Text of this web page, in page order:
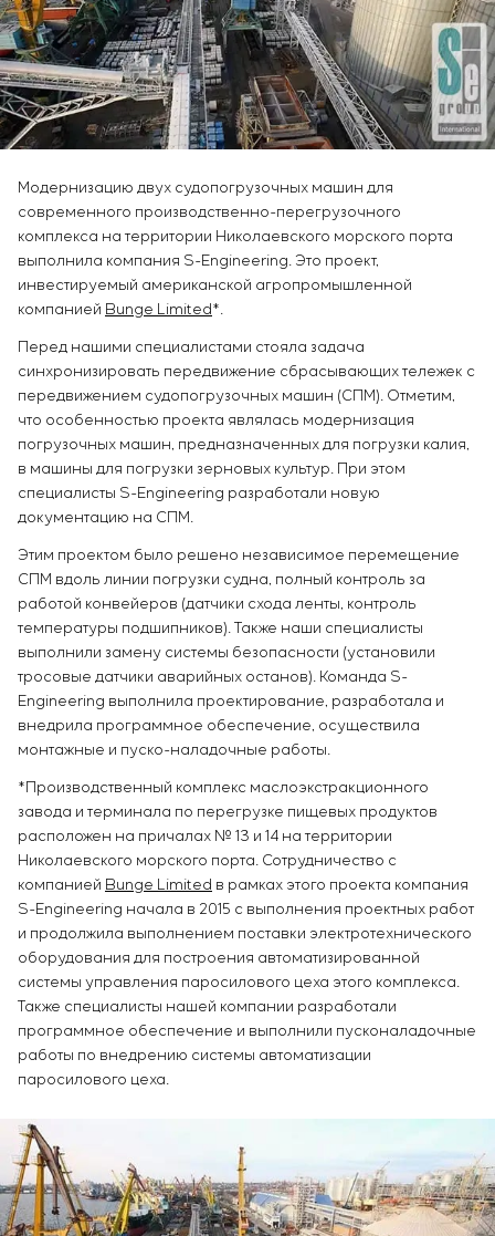
заказчика
Сервисное обслуживание
Управление проектами
Аутсорсинг
Консалтинговые услуги
Индивидуальная разработка и испытания
Разработка математических моделей объектов
управления
Разработка специальных алгоритмов
Разработка систем управления
Энергоаудит
Инфраструктура
Химическая промышленность
Цементная промышленность
Вакансии
Стажировка
Ветеранам
КОНТАКТЫ
Модернизацию двух судопогрузочных машин для
современного производственно-перегрузочного
комплекса на территории Николаевского морского порта
выполнила компания S-Engineering. Это проект,
инвестируемый американской агропромышленной
компанией Bunge Limited*.
Перед нашими специалистами стояла задача
синхронизировать передвижение сбрасывающих тележек с
передвижением судопогрузочных машин (СПМ). Отметим,
что особенностью проекта являлась модернизация
погрузочных машин, предназначенных для погрузки калия,
в машины для погрузки зерновых культур. При этом
специалисты S-Engineering разработали новую
документацию на СПМ.
Этим проектом было решено независимое перемещение
СПМ вдоль линии погрузки судна, полный контроль за
работой конвейеров (датчики схода ленты, контроль
температуры подшипников). Также наши специалисты
выполнили замену системы безопасности (установили
тросовые датчики аварийных останов). Команда S-
Engineering выполнила проектирование, разработала и
внедрила программное обеспечение, осуществила
монтажные и пуско-наладочные работы.
*Производственный комплекс маслоэкстракционного
завода и терминала по перегрузке пищевых продуктов
расположен на причалах № 13 и 14 на территории
Николаевского морского порта. Сотрудничество с
компанией Bunge Limited в рамках этого проекта компания
S-Engineering начала в 2015 с выполнения проектных работ
и продолжила выполнением поставки электротехнического
оборудования для построения автоматизированной
системы управления паросилового цеха этого комплекса.
Также специалисты нашей компании разработали
программное обеспечение и выполнили пусконаладочные
работы по внедрению системы автоматизации
паросилового цеха.